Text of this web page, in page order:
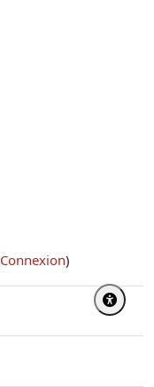
Connexion)